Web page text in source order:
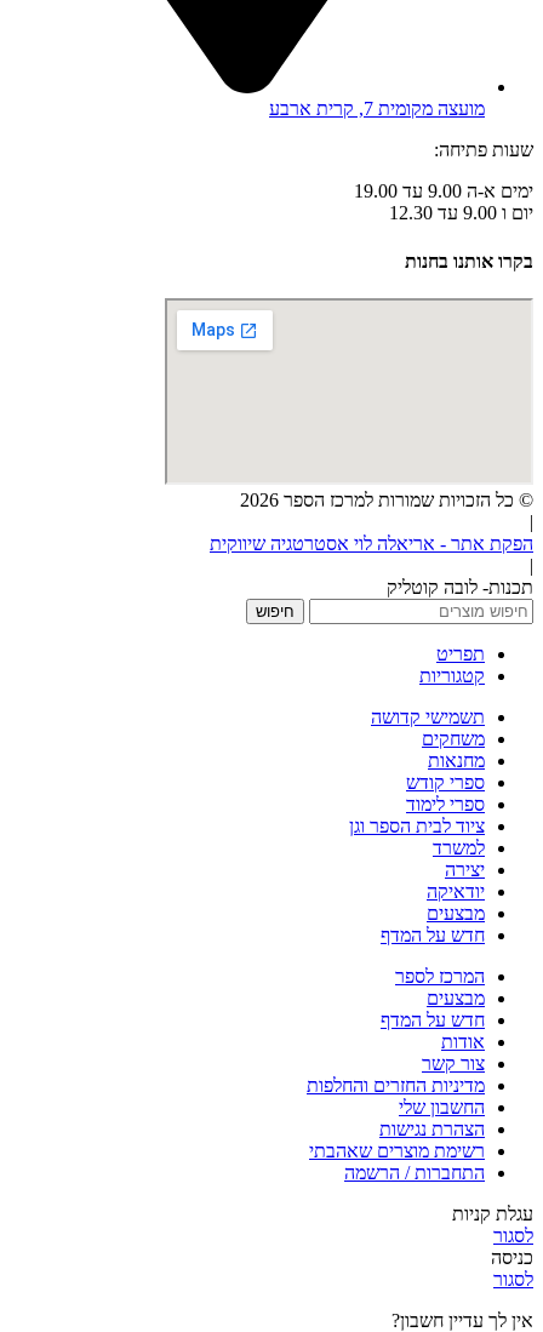
מועצה מקומית 7, קרית ארבע
שעות פתיחה:
ימים א-ה 9.00 עד 19.00
יום ו 9.00 עד 12.30
בקרו אותנו בחנות
© כל הזכויות שמורות למרכז הספר 2026
|
הפקת אתר - אריאלה לוי אסטרטגיה שיווקית
|
תכנות- לובה קוטליק
חיפוש
תפריט
קטגוריות
תשמישי קדושה
משחקים
מחנאות
ספרי קודש
ספרי לימוד
ציוד לבית הספר וגן
למשרד
יצירה
יודאיקה
מבצעים
חדש על המדף
המרכז לספר
מבצעים
חדש על המדף
אודות
צור קשר
מדיניות החזרים והחלפות
החשבון שלי
הצהרת נגישות
רשימת מוצרים שאהבתי
התחברות / הרשמה
עגלת קניות
לסגור
כניסה
לסגור
אין לך עדיין חשבון?